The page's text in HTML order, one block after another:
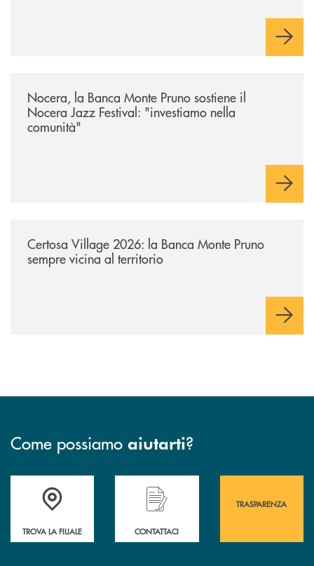
Nocera, la Banca Monte Pruno sostiene il
Nocera Jazz Festival: "investiamo nella
comunità"
Certosa Village 2026: la Banca Monte Pruno
sempre vicina al territorio
Come possiamo aiutarti?
Accedi all' elenco completo&nbsp; delle&nbsp; filiali&nbsp; di Banca
TROVA LA FILIALE
Hai bisogno di assistenza immediata?
CONTATTACI
TRASPARENZA